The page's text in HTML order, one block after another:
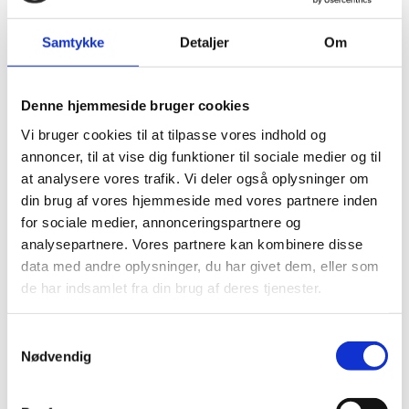
Samtykke Detaljer Om
Denne hjemmeside bruger cookies
Vi bruger cookies til at tilpasse vores indhold og
annoncer, til at vise dig funktioner til sociale medier og til
at analysere vores trafik. Vi deler også oplysninger om
din brug af vores hjemmeside med vores partnere inden
for sociale medier, annonceringspartnere og
analysepartnere. Vores partnere kan kombinere disse
data med andre oplysninger, du har givet dem, eller som
de har indsamlet fra din brug af deres tjenester.
Nødvendig
22.05.26
KERSTIN HOFFMANN
Samtaler der rykker i Esbjerg